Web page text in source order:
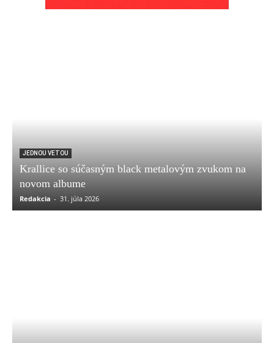
JEDNOU VETOU
Krallice so súčasným black metalovým zvukom na
novom albume
Redakcia - 31. júla 2026